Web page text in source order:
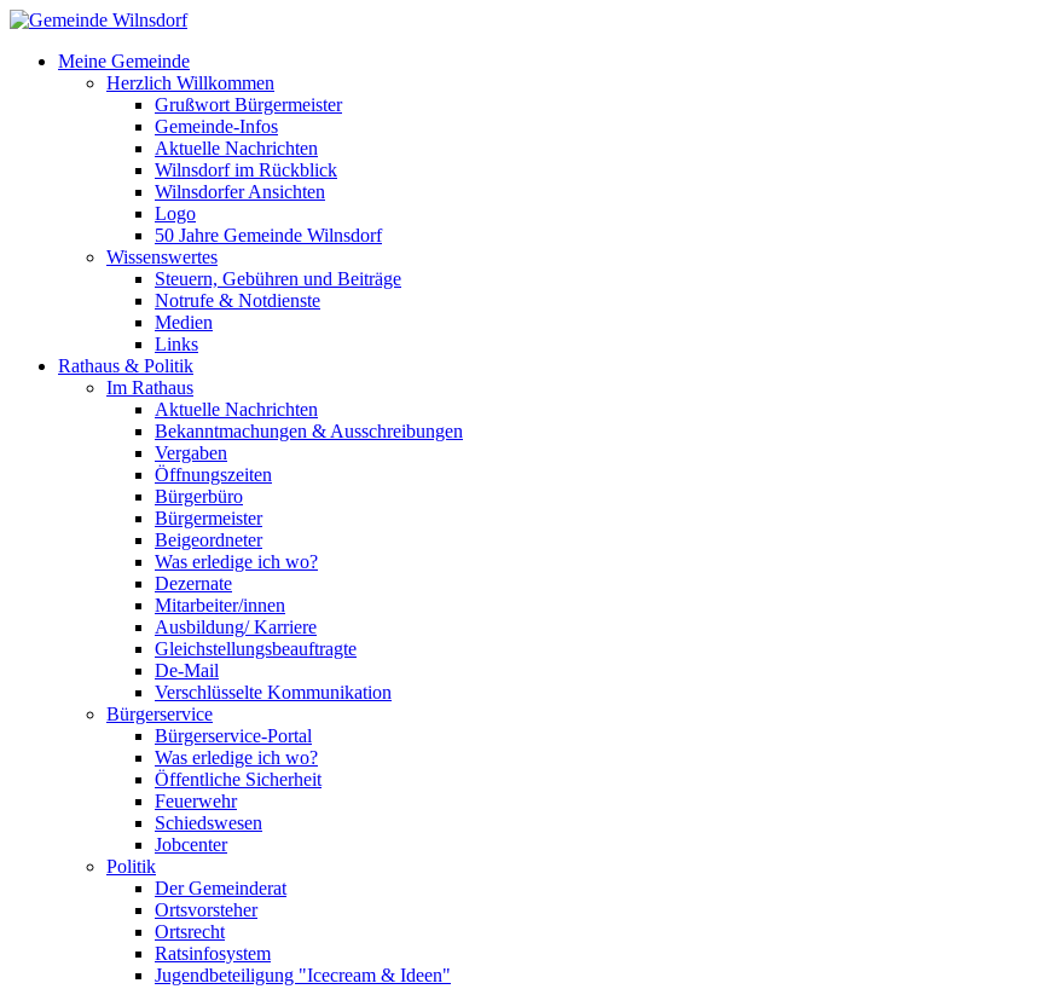
Meine Gemeinde
Herzlich Willkommen
Grußwort Bürgermeister
Gemeinde-Infos
Aktuelle Nachrichten
Wilnsdorf im Rückblick
Wilnsdorfer Ansichten
Logo
50 Jahre Gemeinde Wilnsdorf
Wissenswertes
Steuern, Gebühren und Beiträge
Notrufe & Notdienste
Medien
Links
Rathaus & Politik
Im Rathaus
Aktuelle Nachrichten
Bekanntmachungen & Ausschreibungen
Vergaben
Öffnungszeiten
Bürgerbüro
Bürgermeister
Beigeordneter
Was erledige ich wo?
Dezernate
Mitarbeiter/innen
Ausbildung/ Karriere
Gleichstellungsbeauftragte
De-Mail
Verschlüsselte Kommunikation
Bürgerservice
Bürgerservice-Portal
Was erledige ich wo?
Öffentliche Sicherheit
Feuerwehr
Schiedswesen
Jobcenter
Politik
Der Gemeinderat
Ortsvorsteher
Ortsrecht
Ratsinfosystem
Jugendbeteiligung "Icecream & Ideen"